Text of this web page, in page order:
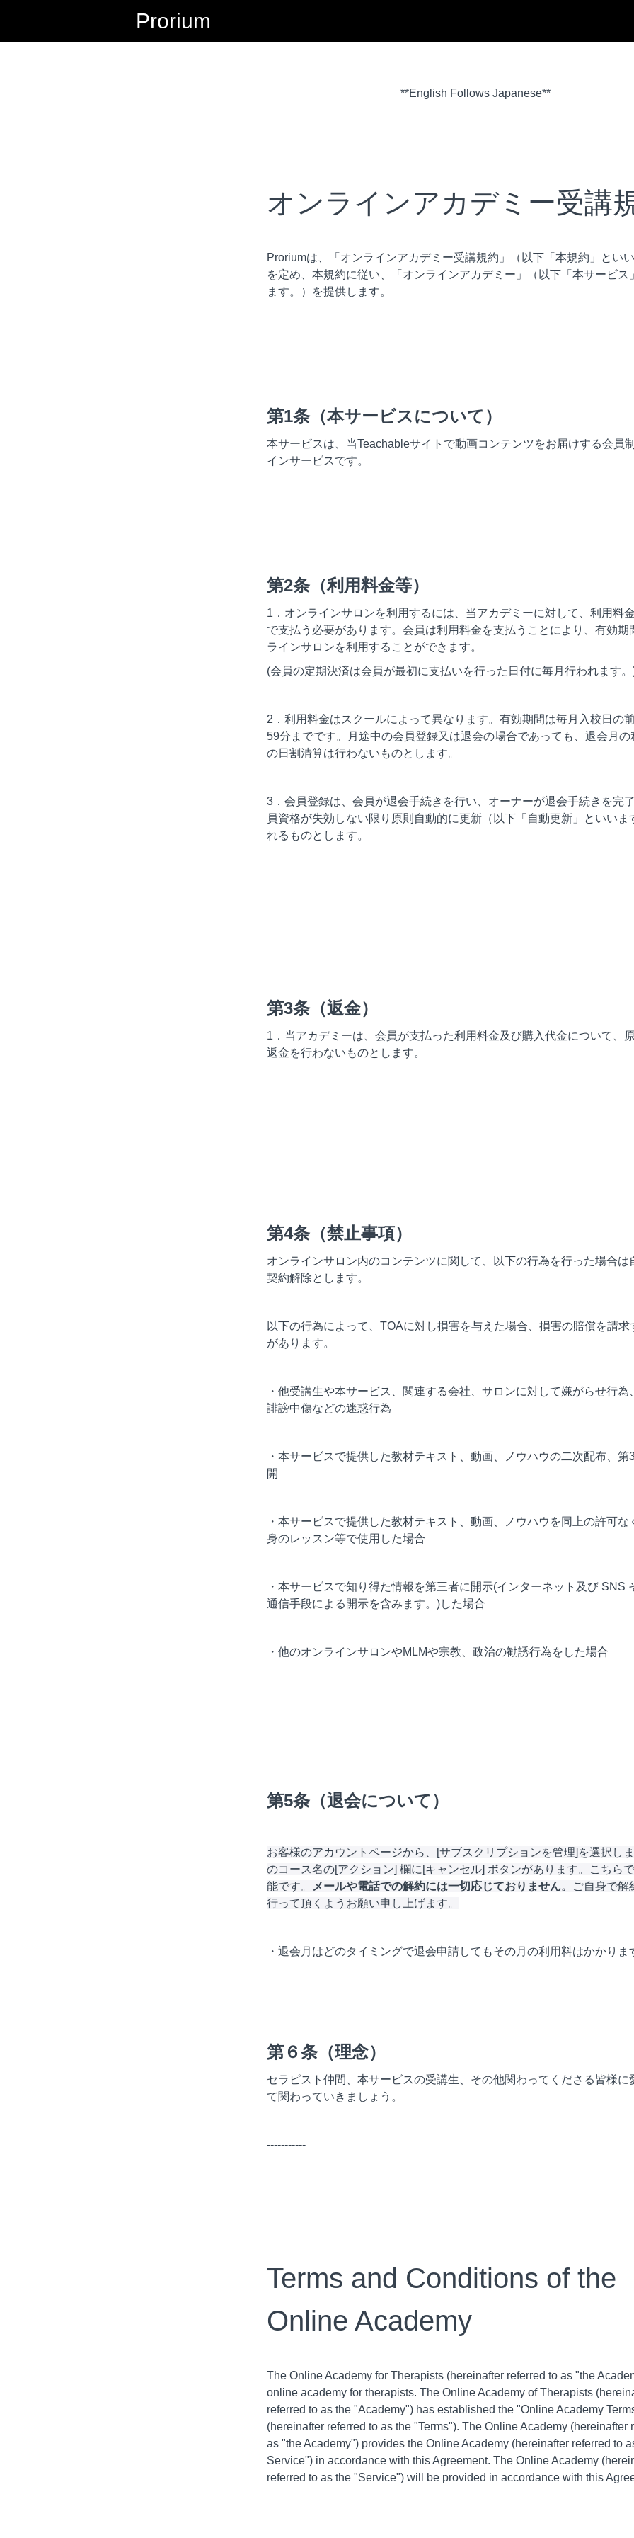
Prorium
**English Follows Japanese**
オンラインアカデミー受講
Proriumは、「オンラインアカデミー受講規約」（以下「本規約」といい
を定め、本規約に従い、「オンラインアカデミー」（以下「本サービス
ます。）を提供します。
第1条（本サービスについて）
本サービスは、当Teachableサイトで動画コンテンツをお届けする会員
インサービスです。
第2条（利用料金等）
1．オンラインサロンを利用するには、当アカデミーに対して、利用料
で支払う必要があります。会員は利用料金を支払うことにより、有効期
ラインサロンを利用することができます。
(会員の定期決済は会員が最初に支払いを行った日付に毎月行われます
2．利用料金はスクールによって異なります。有効期間は毎月入校日の
59分までです。月途中の会員登録又は退会の場合であっても、退会月の
の日割清算は行わないものとします。
3．会員登録は、会員が退会手続きを行い、オーナーが退会手続きを完
員資格が失効しない限り原則自動的に更新（以下「自動更新」といいま
れるものとします。
第3条（返金）
1．当アカデミーは、会員が支払った利用料金及び購入代金について、
返金を行わないものとします。
第4条（禁止事項）
オンラインサロン内のコンテンツに関して、以下の行為を行った場合は
契約解除とします。
以下の行為によって、TOAに対し損害を与えた場合、損害の賠償を請求
があります。
・他受講生や本サービス、関連する会社、サロンに対して嫌がらせ行為
誹謗中傷などの迷惑行為
・本サービスで提供した教材テキスト、動画、ノウハウの二次配布、第
開
・本サービスで提供した教材テキスト、動画、ノウハウを同上の許可な
身のレッスン等で使用した場合
・本サービスで知り得た情報を第三者に開示(インターネット及び SNS
通信手段による開示を含みます。)した場合
・他のオンラインサロンやMLMや宗教、政治の勧誘行為をした場合
​第5条（退会について）
お客様のアカウントページから、[サブスクリプションを管理]を選択し
のコース名の[アクション] 欄に[キャンセル] ボタンがあります。こちら
能です。
メールや電話での解約には一切応じておりません。
ご自身で解
行って頂くようお願い申し上げます。
・退会月はどのタイミングで退会申請してもその月の利用料はかかりま
第６条（理念）
セラピスト仲間、本サービスの受講生、その他関わってくださる皆様に
て関わっていきましょう。
-----------
Terms and Conditions of the
Online Academy
The Online Academy for Therapists (hereinafter referred to as "the
online academy for therapists. The Online Academy of Therapists
referred to as the "Academy") has established the "Online Academy
(hereinafter referred to as the "Terms"). The Online Academy (hereinafter
as "the Academy") provides the Online Academy (hereinafter referred to
Service") in accordance with this Agreement. The Online Academy
referred to as the "Service") will be provided in accordance with this